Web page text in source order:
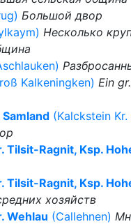
Большой двор
Несколько
Kalkeningken) Ein
(Kalckstein Kr.
Tilsit-Ragnit, Ksp.
Tilsit-Ragnit, Ksp.
хозяйств
Wehlau (Callehnen)